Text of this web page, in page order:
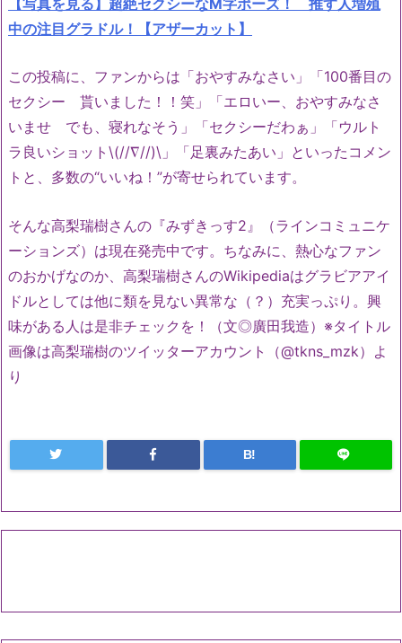
中の注目グラドル！【アザーカット】
この投稿に、ファンからは「おやすみなさい」「100番目の
セクシー 貰いました！！笑」「エロいー、おやすみなさ
いませ でも、寝れなそう」「セクシーだわぁ」「ウルト
ラ良いショット\(//∇//)\」「足裏みたあい」といったコメン
トと、多数の“いいね！”が寄せられています。
そんな高梨瑞樹さんの『みずきっす2』（ラインコミュニケ
ーションズ）は現在発売中です。ちなみに、熱心なファン
のおかげなのか、高梨瑞樹さんのWikipediaはグラビアアイ
ドルとしては他に類を見ない異常な（？）充実っぷり。興
味がある人は是非チェックを！（文◎廣田我造）※タイトル
画像は高梨瑞樹のツイッターアカウント（@tkns_mzk）よ
り
B!